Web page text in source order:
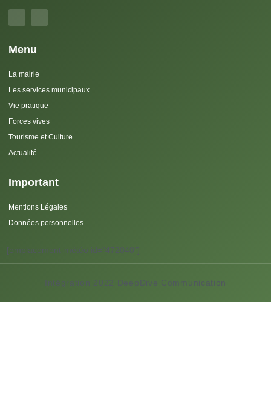
Menu
La mairie
Les services municipaux
Vie pratique
Forces vives
Tourisme et Culture
Actualité
Important
Mentions Légales
Données personnelles
[emplacement-météo id="472040"]
Intégration 2022 DeepDive Communication